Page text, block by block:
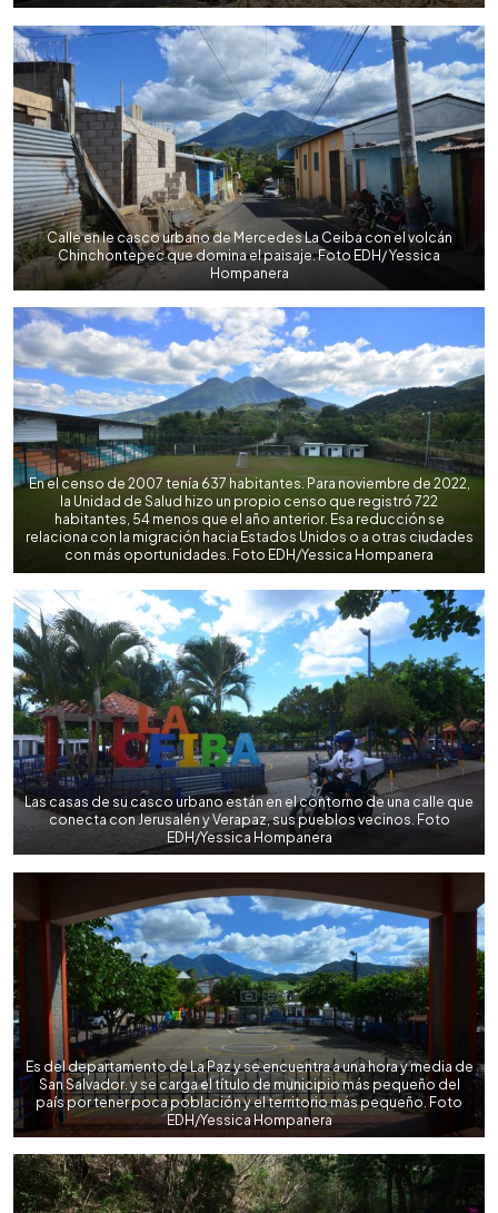
Calle en le casco urbano de Mercedes La Ceiba con el volcán
Chinchontepec que domina el paisaje. Foto EDH/ Yessica
Hompanera
En el censo de 2007 tenía 637 habitantes. Para noviembre de 2022,
la Unidad de Salud hizo un propio censo que registró 722
habitantes, 54 menos que el año anterior. Esa reducción se
relaciona con la migración hacia Estados Unidos o a otras ciudades
con más oportunidades. Foto EDH/Yessica Hompanera
Las casas de su casco urbano están en el contorno de una calle que
conecta con Jerusalén y Verapaz, sus pueblos vecinos. Foto
EDH/Yessica Hompanera
Es del departamento de La Paz y se encuentra a una hora y media de
San Salvador. y se carga el título de municipio más pequeño del
país por tener poca población y el territorio más pequeño. Foto
EDH/Yessica Hompanera